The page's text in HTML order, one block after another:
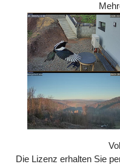
Die Lizenz erhalten Sie